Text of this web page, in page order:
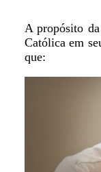
A propósito
Católica em
que: